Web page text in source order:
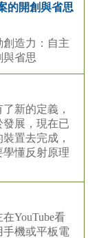
的開創與省思
創造力：自主
與省思
新的定義，
發展，現在已
置去完成，
懂反射原理
YouTube看
機或平板電